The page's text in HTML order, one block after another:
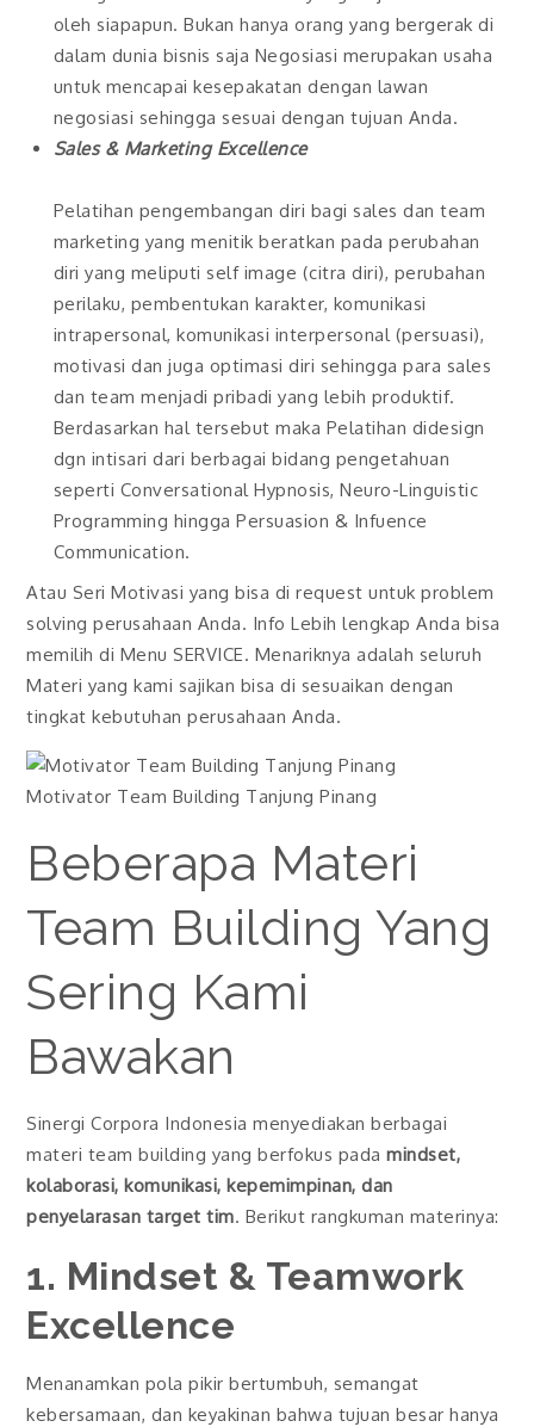
oleh siapapun. Bukan hanya orang yang bergerak di
dalam dunia bisnis saja Negosiasi merupakan usaha
untuk mencapai kesepakatan dengan lawan
negosiasi sehingga sesuai dengan tujuan Anda.
Sales & Marketing Excellence
Pelatihan pengembangan diri bagi sales dan team
marketing yang menitik beratkan pada perubahan
diri yang meliputi self image (citra diri), perubahan
perilaku, pembentukan karakter, komunikasi
intrapersonal, komunikasi interpersonal (persuasi),
motivasi dan juga optimasi diri sehingga para sales
dan team menjadi pribadi yang lebih produktif.
Berdasarkan hal tersebut maka Pelatihan didesign
dgn intisari dari berbagai bidang pengetahuan
seperti Conversational Hypnosis, Neuro-Linguistic
Programming hingga Persuasion & Infuence
Communication.
Atau Seri Motivasi yang bisa di request untuk problem
solving perusahaan Anda. Info Lebih lengkap Anda bisa
memilih di Menu SERVICE. Menariknya adalah seluruh
Materi yang kami sajikan bisa di sesuaikan dengan
tingkat kebutuhan perusahaan Anda.
Motivator Team Building Tanjung Pinang
Beberapa Materi
Team Building Yang
Sering Kami
Bawakan
Sinergi Corpora Indonesia menyediakan berbagai
materi team building yang berfokus padamindset,
kolaborasi, komunikasi, kepemimpinan, dan
penyelarasan target tim. Berikut rangkuman materinya:
1. Mindset & Teamwork
Excellence
Menanamkan pola pikir bertumbuh, semangat
kebersamaan, dan keyakinan bahwa tujuan besar hanya